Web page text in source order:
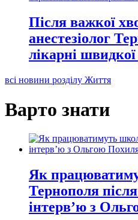
Після важкої
анестезіолог
лікарні
всі новини розділу Життя
Варто знати
Як
Тернополя
інтерв’ю з